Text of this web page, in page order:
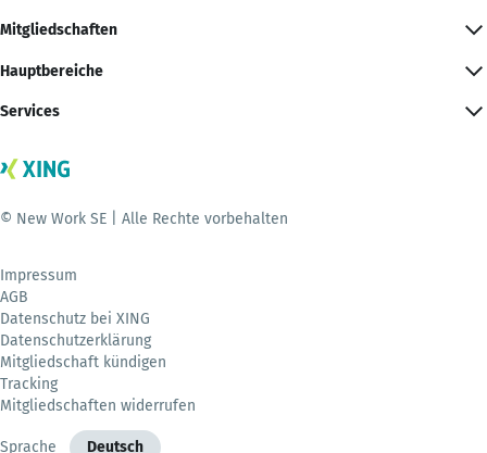
Mitgliedschaften
Hauptbereiche
Services
© New Work SE | Alle Rechte vorbehalten
Impressum
AGB
Datenschutz bei XING
Datenschutzerklärung
Mitgliedschaft kündigen
Tracking
Mitgliedschaften widerrufen
Sprache Deutsch